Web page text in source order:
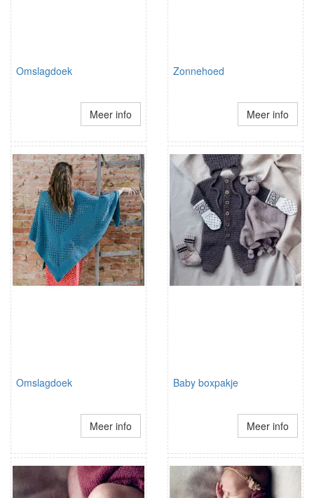
Omslagdoek
Meer info
Zonnehoed
Meer info
Omslagdoek
Meer info
Baby boxpakje
Meer info